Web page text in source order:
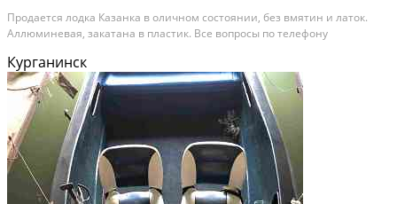
Продается лодка Казанка в оличном состоянии, без вмятин и латок.
Аллюминевая, закатана в пластик. Все вопросы по телефону
Курганинск